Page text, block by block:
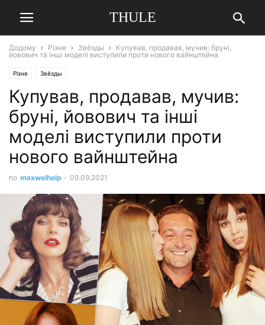
THULE
Додому Різне Звёзды
Купував, продавав, мучив: бруні,
йовович та інші моделі виступили проти нового вайнштейна
Різне Звёзды
Купував, продавав, мучив:
бруні, йовович та інші
моделі виступили проти
нового вайнштейна
по maxwelhelp - 09.09.2021